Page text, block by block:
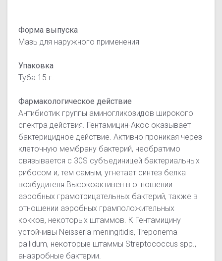
Форма выпуска
Мазь для наружного применения
Упаковка
Туба 15 г.
Фармакологическое действие
Антибиотик группы аминогликозидов широкого
спектра действия. Гентамицин-Акос оказывает
бактерицидное действие. Активно проникая через
клеточную мембрану бактерий, необратимо
связывается с 30S субъединицей бактериальных
рибосом и, тем самым, угнетает синтез белка
возбудителя.Высокоактивен в отношении
аэробных грамотрицательных бактерий, также в
отношении аэробных грамположительных
кокков, некоторых штаммов. К Гентамицину
устойчивы Neisseria meningitidis, Treponema
pallidum, некоторые штаммы Streptococcus spp.,
анаэробные бактерии.